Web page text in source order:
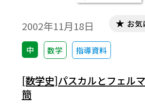
2002年11月18日
中 数学 指導資料
お気
[数学史]パスカルとフェル
簡